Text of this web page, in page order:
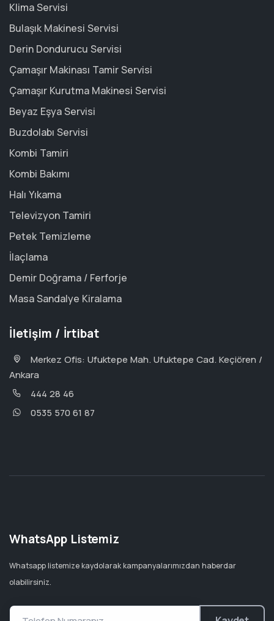
Klima Servisi
Bulaşık Makinesi Servisi
Derin Dondurucu Servisi
Çamaşır Makinası Tamir Servisi
Çamaşır Kurutma Makinesi Servisi
Beyaz Eşya Servisi
Buzdolabı Servisi
Kombi Tamiri
Kombi Bakımı
Halı Yıkama
Televizyon Tamiri
Petek Temizleme
İlaçlama
Demir Doğrama / Ferforje
Masa Sandalye Kiralama
İletişim / İrtibat
Merkez Ofis: Ufuktepe Mah. Ufuktepe Cad. Keçiören /
Ankara
444 28 46
0535 570 61 87
WhatsApp Listemiz
Whatsapp listemize kaydolarak kampanyalarımızdan haberdar
olabilirsiniz.